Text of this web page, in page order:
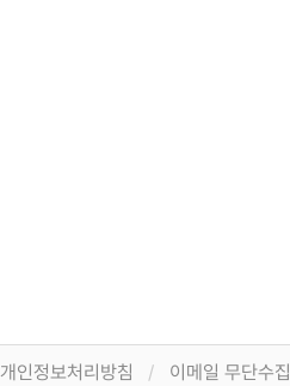
개인정보처리방침 이메일 무단수